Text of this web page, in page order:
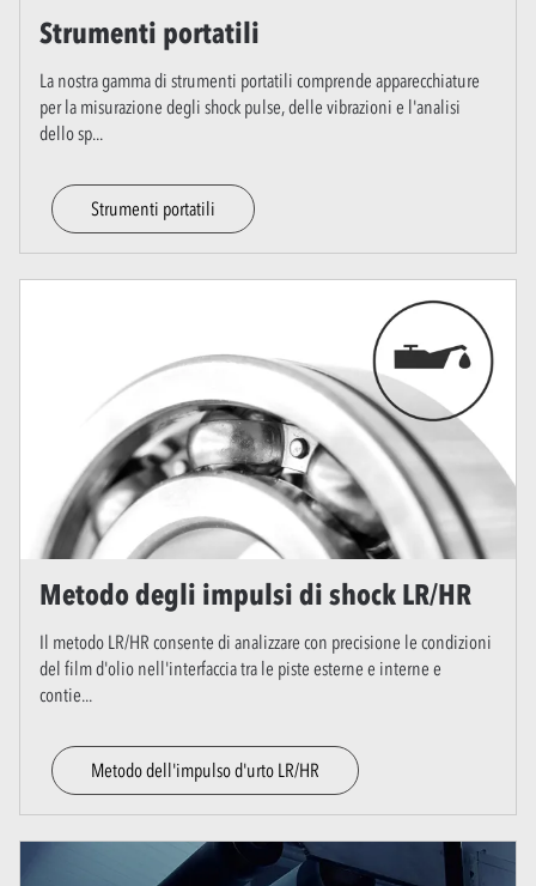
Strumenti portatili
La nostra gamma di strumenti portatili comprende apparecchiature
per la misurazione degli shock pulse, delle vibrazioni e l'analisi
dello sp...
Strumenti portatili
Metodo degli impulsi di shock LR/HR
Il metodo LR/HR consente di analizzare con precisione le condizioni
del film d'olio nell'interfaccia tra le piste esterne e interne e
contie...
Metodo dell'impulso d'urto LR/HR